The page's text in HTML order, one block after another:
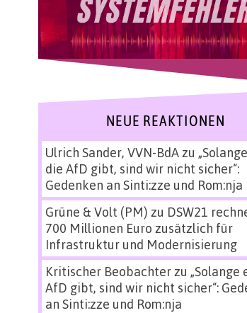
NEUE REAKTIONEN
Ulrich Sander, VVN-BdAzu
die AfD gibt, sind wir nicht sicher“:
Gedenken an Sinti:zze und Rom:nja
Grüne & Volt (PM) zu DSW21
700 Millionen Euro zusätzlich für
Infrastruktur und Modernisierung
Kritischer Beobachterzu „Solange
AfD gibt, sind wir nicht sicher“:
an Sinti:zze und Rom:nja